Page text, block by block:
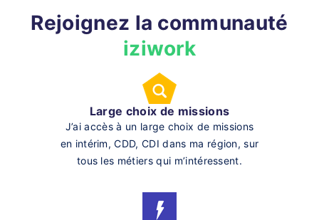
Rejoignez la communauté
iziwork
Large choix de missions
J’ai accès à un large choix de missions
en intérim, CDD, CDI dans ma région, sur
tous les métiers qui m’intéressent.